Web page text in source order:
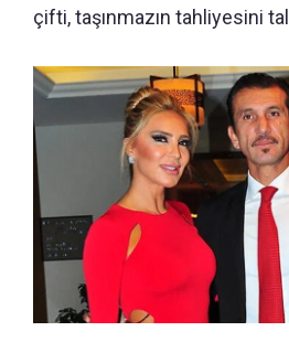
çifti, taşınmazın tahliyesini